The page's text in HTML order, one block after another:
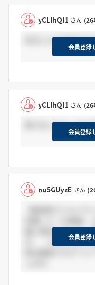
yCLIhQI1 さん (26
年次ごとの年収分か
会員登録
yCLIhQI1 さん (26
受けましたよ。なん
会員登録
nu5GUyzE さん
接に参加しました。
方、 ・どのくらい
会員登録